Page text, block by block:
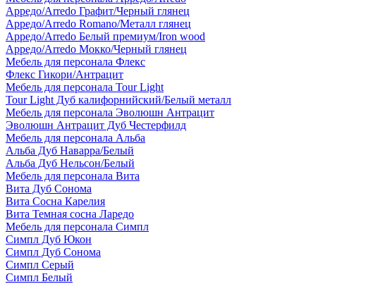
Арредо/Arredo Графит/Черный глянец
Арредо/Arredo Romano/Металл глянец
Арредо/Arredo Белый премиум/Iron wood
Арредо/Arredo Мокко/Черный глянец
Мебель для персонала Флекс
Флекс Гикори/Антрацит
Мебель для персонала Tour Light
Tour Light Дуб калифорнийский/Белый металл
Мебель для персонала Эволюшн Антрацит
Эволюшн Антрацит Дуб Честерфилд
Мебель для персонала Альба
Альба Дуб Наварра/Белый
Альба Дуб Нельсон/Белый
Мебель для персонала Вита
Вита Дуб Сонома
Вита Сосна Карелия
Вита Темная сосна Ларедо
Мебель для персонала Симпл
Симпл Дуб Юкон
Симпл Дуб Сонома
Симпл Серый
Симпл Белый